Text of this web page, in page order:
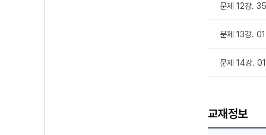
문제 12강.
문제 13강.
문제 14강.
교재정보